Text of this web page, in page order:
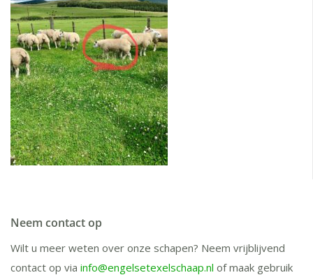
Neem contact op
Wilt u meer weten over onze schapen? Neem vrijblijvend
contact op via info@engelsetexelschaap.nl of maak gebruik